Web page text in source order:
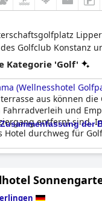
Golfclub Konstanz
Kategorie 'Golf'
(Wellnesshotel
aus können
und
entfernt sind.
durchweg für
Zusammenfassung der